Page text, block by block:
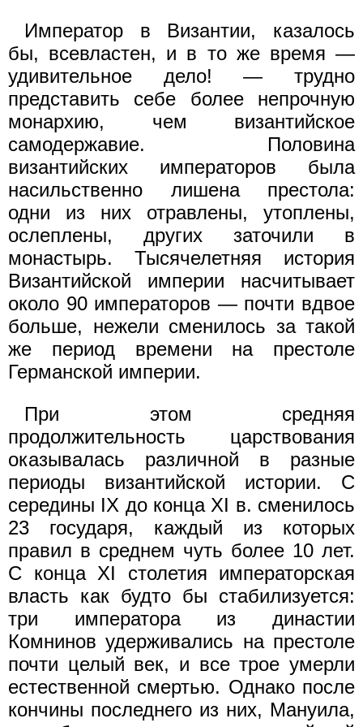
Император в Византии, казалось
бы, всевластен, и в то же время —
удивительное дело! — трудно
представить себе более непрочную
монархию, чем византийское
самодержавие. Половина
византийских императоров была
насильственно лишена престола:
одни из них отравлены, утоплены,
ослеплены, других заточили в
монастырь. Тысячелетняя история
Византийской империи насчитывает
около 90 императоров — почти вдвое
больше, нежели сменилось за такой
же период времени на престоле
Германской империи.
При этом средняя
продолжительность царствования
оказывалась различной в разные
периоды византийской истории. С
середины IX до конца XI в. сменилось
23 государя, каждый из которых
правил в среднем чуть более 10 лет.
С конца XI столетия императорская
власть как будто бы стабилизуется:
три императора из династии
Комнинов удерживались на престоле
почти целый век, и все трое умерли
естественной смертью. Однако после
кончины последнего из них, Мануила,